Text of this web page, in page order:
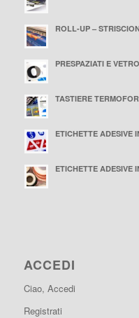
ROLL-UP –
PRESPAZIATI E
TASTIERE
ETICHETTE ADESIVE
ETICHETTE ADESIVE
ACCEDI
Ciao, Accedi
Registrati